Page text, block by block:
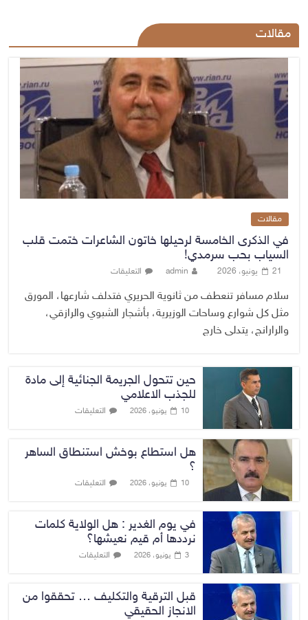
مقالات
مقالات
في الذكرى الخامسة لرحيلها خاتون الشاعرات ختمت قلب
السياب بحب سرمدي!
21 يونيو، 2026 admin التعليقات
سلام مسافر تنعطف من ثانوية الحريري فتدلف شارعها، المورق
مثل كل شوارع وساحات الوزيرية، بأشجار الشبوي والرازقي،
والرارانج، يتدلى خارج
حين تتحول الجريمة الجنائية إلى مادة
للجذب الاعلامي
10 يونيو، 2026 التعليقات
هل استطاع بوخش استنطاق الساهر
؟
10 يونيو، 2026 التعليقات
في يوم الغدير : هل الولاية كلمات
نرددها أم قيم نعيشها؟
3 يونيو، 2026 التعليقات
قبل الترقية والتكليف … تحققوا من
الانجاز الحقيقي